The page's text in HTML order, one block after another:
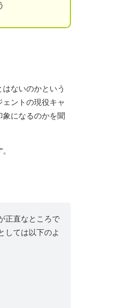
ないのかという
ントの現役キャ
になるのかを聞
。
正直なところで
しては以下のよ